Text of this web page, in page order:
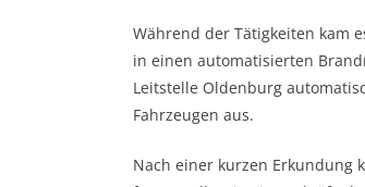
Während der Tätigkeiten kam
in einen automatisierten
Leitstelle Oldenburg
Fahrzeugen aus.
Nach einer kurzen Erkundung